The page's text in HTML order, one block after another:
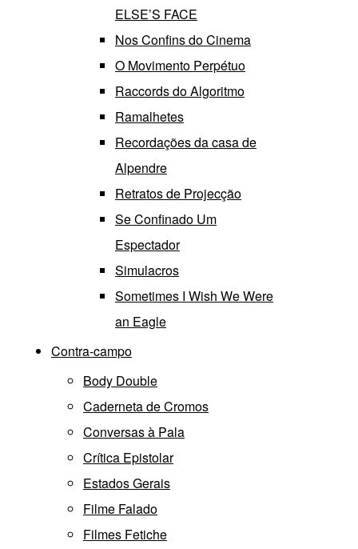
ELSE’S FACE
Nos Confins do Cinema
O Movimento Perpétuo
Raccords do Algoritmo
Ramalhetes
Recordações da casa de
Alpendre
Retratos de Projecção
Se Confinado Um
Espectador
Simulacros
Sometimes I Wish We Were
an Eagle
Contra-campo
Body Double
Caderneta de Cromos
Conversas à Pala
Crítica Epistolar
Estados Gerais
Filme Falado
Filmes Fetiche